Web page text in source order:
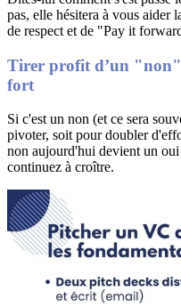
pas, elle hésitera à vous aider
de respect et de "Pay it
Tirer profit d’un
fort
Si c'est un non (et ce sera
pivoter, soit pour doubler
non aujourd'hui devient un
continuez à croître.